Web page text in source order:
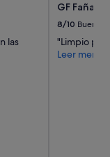
las
GF Fañabe
8/10 Bueno
"Limpio
Leer menos